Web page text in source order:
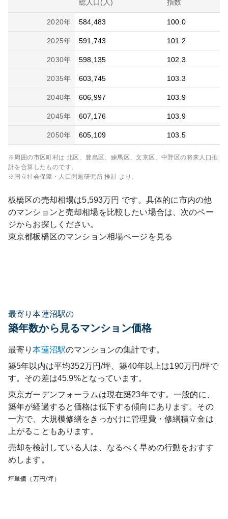
総人口(人) 指数
2020年 584,483 100.0
2025年 591,743 101.2
2030年 598,135 102.3
2035年 603,745 103.3
2040年 606,997 103.9
2045年 607,176 103.9
2050年 605,109 103.5
※周囲の市区町村は 北区、豊島区、練馬区、文京区、中野区の将来人口推
計を合算したものです。
※国立社会保障・人口問題研究所 推計 より。
板橋区の売却相場は5,593万円 です。具体的に市内の他
のマンションと売却相場を比較したい場合は、次のペー
ジからお探しください。
東京都板橋区のマンション相場ページを見る
最寄り本蓮沼駅の
築年数から見るマンション価格
最寄り本蓮沼駅のマンションの集計です。
築5年以内は平均352万円/坪、築40年以上は190万円/坪で
す。その差は45.9%となっています。
東京ガーデンフォーラム は現在築23年です。一般的に、
築年が経過すると価格は低下する傾向にあります。その
一方で、大規模修繕をきっかけに管理費・修繕積立金は
上がることもあります。
売却を検討している人は、なるべく早めの行動をおすす
めします。
坪単価（万円/坪）